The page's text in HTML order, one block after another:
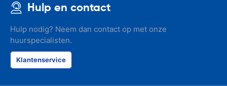
Hulp en contact
Hulp nodig? Neem dan contact op met onze
huurspecialisten.
Klantenservice